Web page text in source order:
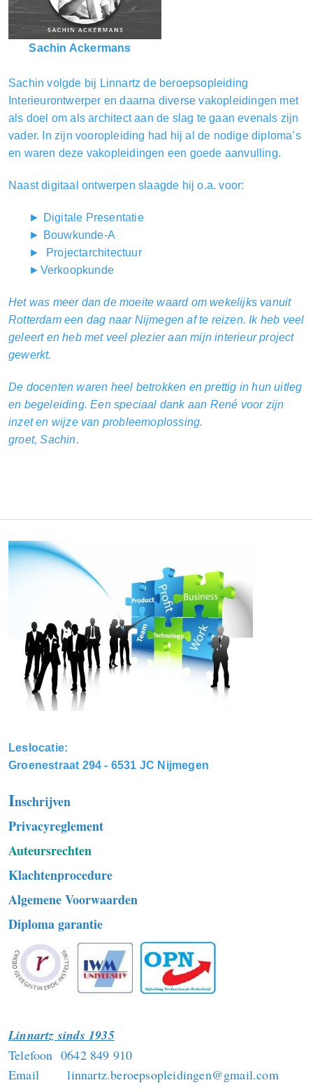
Sachin Ackermans
Sachin volgde bij Linnartz de beroepsopleiding
Interieurontwerper en daarna diverse vakopleidingen met
als doel om als architect aan de slag te gaan evenals zijn
vader. In zijn vooropleiding had hij al de nodige diploma’s
en waren deze vakopleidingen een goede aanvulling.
Naast digitaal ontwerpen slaagde hij o.a. voor:
► Digitale Presentatie
► Bouwkunde-A
► Projectarchitectuur
►Verkoopkunde
Het was meer dan de moeite waard om wekelijks vanuit
Rotterdam een dag naar Nijmegen af te reizen. Ik heb veel
geleert en heb met veel plezier aan mijn interieur project
gewerkt.
De docenten waren heel betrokken en prettig in hun uitleg
en begeleiding. Een speciaal dank aan René voor zijn
inzet en wijze van probleemoplossing.
groet, Sachin.
Leslocatie:
Groenestraat 294 - 6531 JC Nijmegen
Inschrijven
Privacyreglement
Auteursrechten
Klachtenprocedure
Algemene Voorwaarden
Diploma garantie
Linnartz sinds 1935
Telefoon 0642 849 910
Email linnartz.beroepsopleidingen@gmail.com